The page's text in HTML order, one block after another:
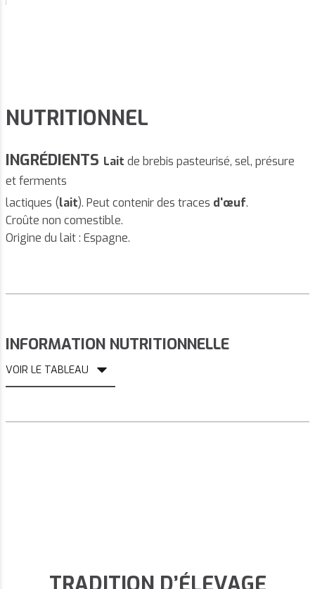
NUTRITIONNEL
INGRÉDIENTS Lait de brebis pasteurisé, sel, présure
et ferments
lactiques (lait). Peut contenir des traces d'œuf.
Croûte non comestible.
Origine du lait : Espagne.
INFORMATION NUTRITIONNELLE
VOIR LE TABLEAU